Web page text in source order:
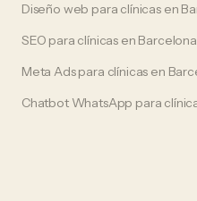
Diseño web para clínicasen
SEO para clínicas en Barcelona
Meta Adspara clínicas en
Chatbot WhatsApp para